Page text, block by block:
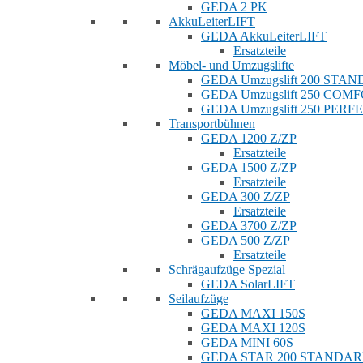
GEDA 2 PK
AkkuLeiterLIFT
GEDA AkkuLeiterLIFT
Ersatzteile
Möbel- und Umzugslifte
GEDA Umzugslift 200
GEDA Umzugslift 250
GEDA Umzugslift 250
Transportbühnen
GEDA 1200 Z/ZP
Ersatzteile
GEDA 1500 Z/ZP
Ersatzteile
GEDA 300 Z/ZP
Ersatzteile
GEDA 3700 Z/ZP
GEDA 500 Z/ZP
Ersatzteile
Schrägaufzüge Spezial
GEDA SolarLIFT
Seilaufzüge
GEDA MAXI 150S
GEDA MAXI 120S
GEDA MINI 60S
GEDA STAR 200